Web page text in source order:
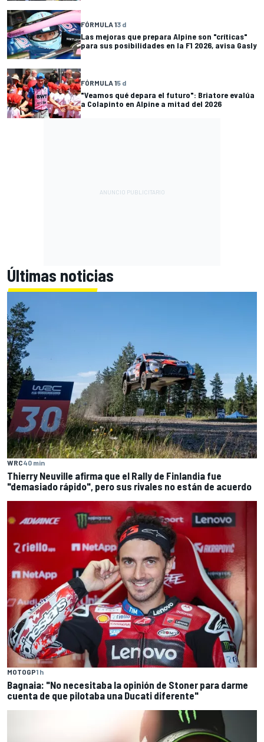
FÓRMULA 13 d
Las mejoras que prepara Alpine son "críticas"
para sus posibilidades en la F1 2026, avisa Gasly
FÓRMULA 15 d
"Veamos qué depara el futuro": Briatore evalúa
a Colapinto en Alpine a mitad del 2026
Últimas noticias
WRC40 min
Thierry Neuville afirma que el Rally de Finlandia fue
"demasiado rápido", pero sus rivales no están de acuerdo
MOTOGP1 h
Bagnaia: "No necesitaba la opinión de Stoner para darme
cuenta de que pilotaba una Ducati diferente"